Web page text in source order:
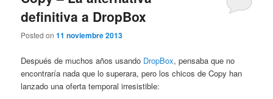
definitiva a DropBox
Posted on11 noviembre 2013
Después de muchos años usando DropBox, pensaba que no
encontraría nada que lo superara, pero los chicos de Copy han
lanzado una oferta temporal irresistible: